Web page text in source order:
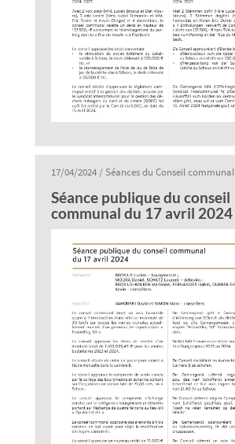
17/04/2024/ Séances du Conseil communal
Séance publique du conseil
communal du 17 avril 2024